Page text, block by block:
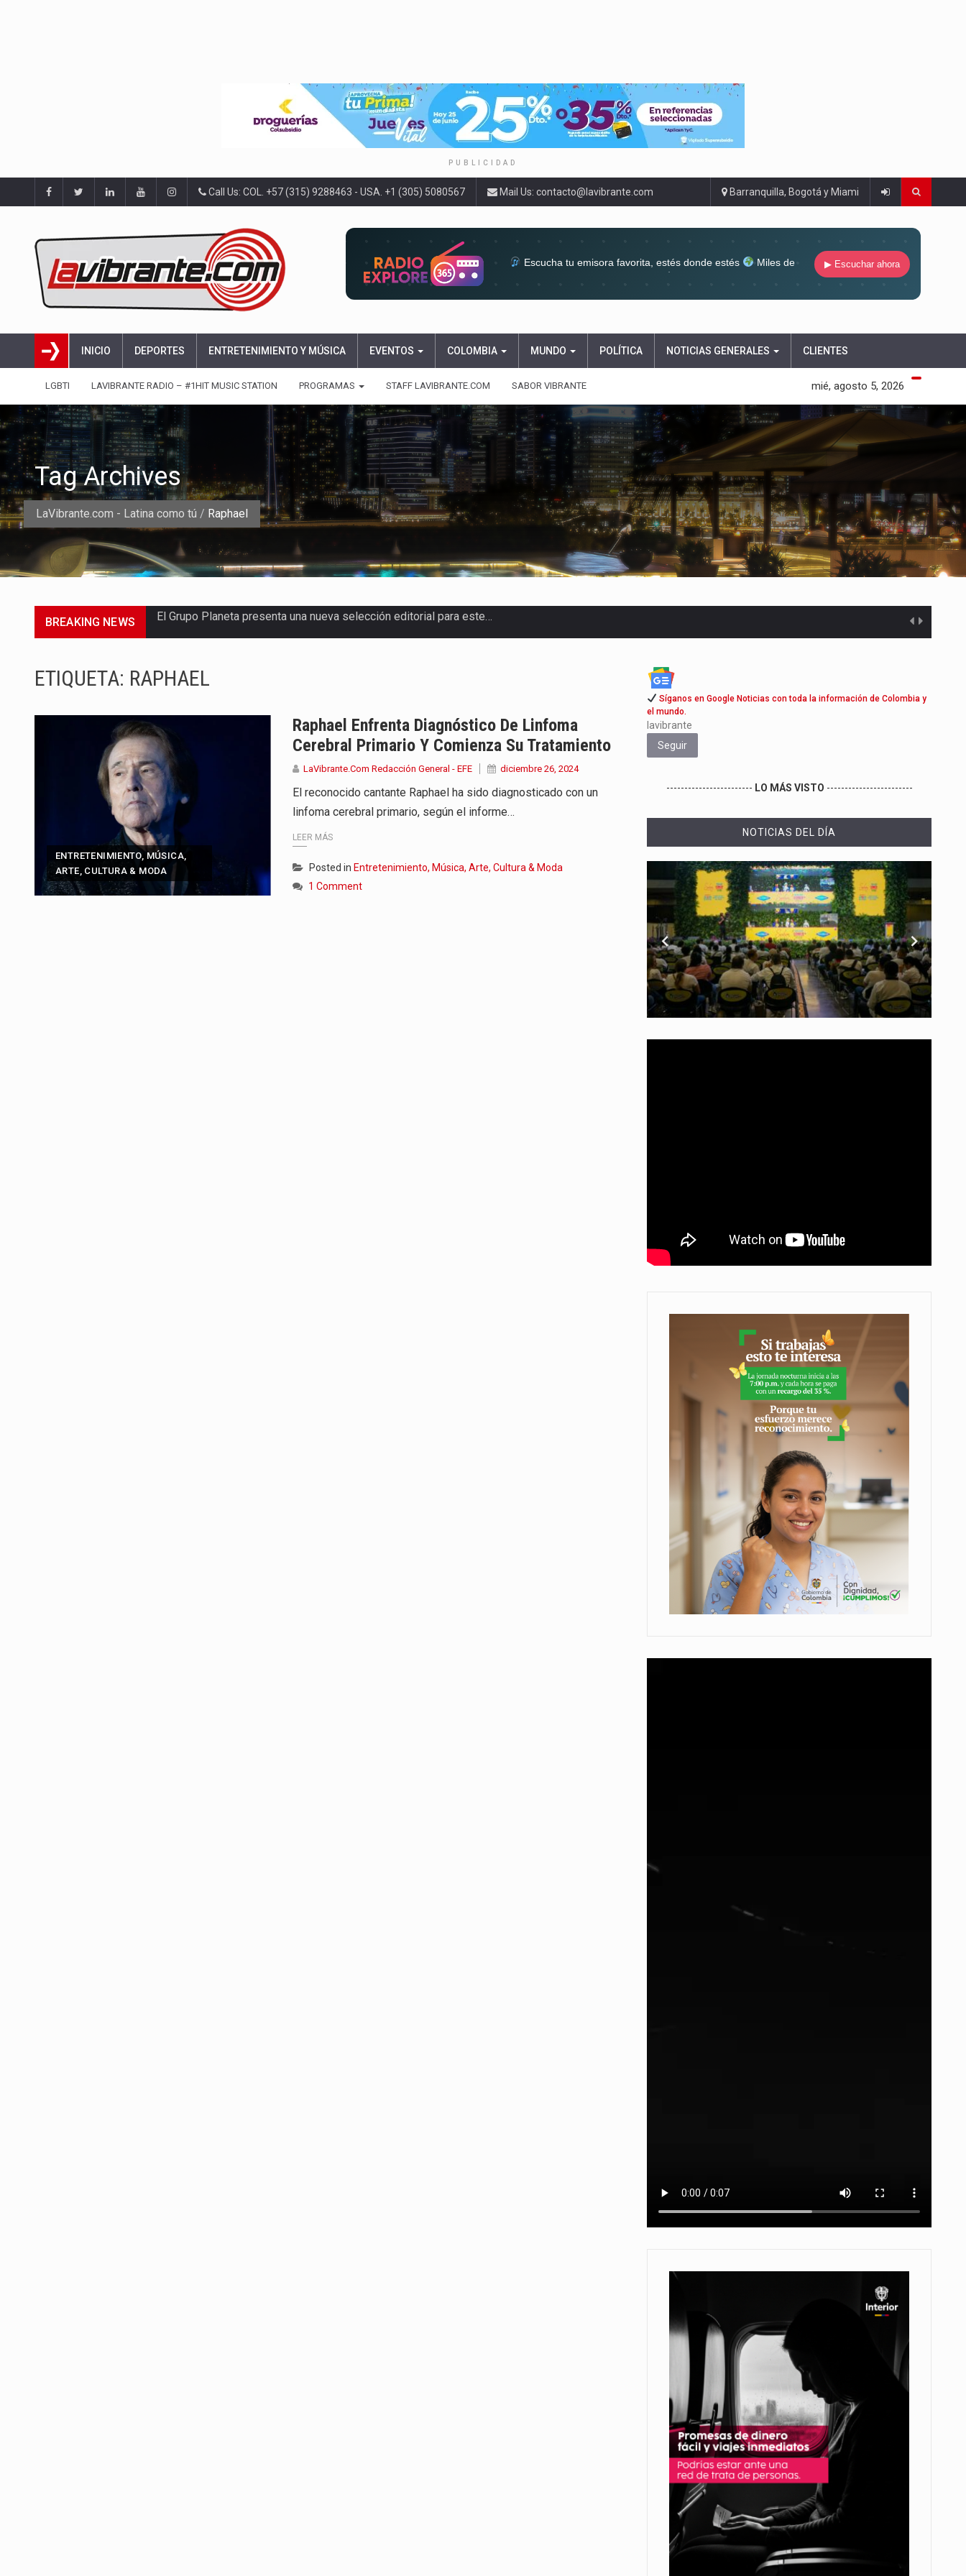
PUBLICIDAD
Call Us: COL. +57 (315) 9288463 - USA. +1 (305) 5080567 Mail Us: contacto@lavibrante.com Barranquilla, Bogotá y Miami
Escucha tu emisora favorita, estés donde estés
Miles de
▶ Escuchar ahora
INICIO DEPORTES ENTRETENIMIENTO Y MÚSICA EVENTOS COLOMBIA MUNDO POLÍTICA NOTICIAS GENERALES CLIENTES
LGBTI LAVIBRANTE RADIO – #1HIT MUSIC STATION PROGRAMAS STAFF LAVIBRANTE.COM SABOR VIBRANTE mié, agosto 5, 2026
LaVibrante.com - Latina como tú / Raphael
Tag Archives
BREAKING NEWS La agrupación sorprendió a los pasajeros de Circular Sur con…
Barranquilla ya tiene todo listo para recibir una nueva edición…
La Red Pro, integrada por 14 organizaciones que trabajan por…
El dúo bogotano presenta una nueva versión de su segundo…
La colaboración, inspirada en Cien años de soledad de Gabriel…
La comedia romántica escrita y dirigida por Dago García cuenta…
La poeta, cantante, compositora y actriz presenta una nueva edición…
El nuevo sello discográfico fue presentado en Bogotá con un…
ETIQUETA: RAPHAEL
ENTRETENIMIENTO, MÚSICA,
ARTE, CULTURA & MODA
Raphael Enfrenta Diagnóstico De Linfoma
Cerebral Primario Y Comienza Su Tratamiento
LaVibrante.Com Redacción General - EFE diciembre 26, 2024
El reconocido cantante Raphael ha sido diagnosticado con un
linfoma cerebral primario, según el informe…
LEER MÁS
Posted in Entretenimiento, Música, Arte, Cultura & Moda
1 Comment
Síganos en Google Noticias con toda la información de Colombia y
el mundo.
lavibrante
Seguir
------------------------ LO MÁS VISTO ------------------------
NOTICIAS DEL DÍA